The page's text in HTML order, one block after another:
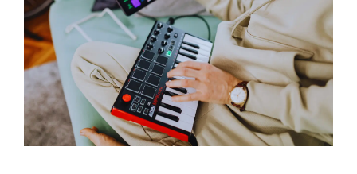
Atau
Masuk/Daftar dengan Google